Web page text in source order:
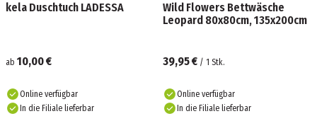
kela Duschtuch LADESSA
ab 10,00 €
Online verfügbar
In die Filiale lieferbar
Wild Flowers Bettwäsche
Leopard 80x80cm, 135x200cm
39,95 € / 1 Stk.
Online verfügbar
In die Filiale lieferbar